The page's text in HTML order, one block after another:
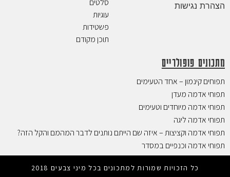
הצהרת נגישות
סלטים
עוגיות
פשטידות
תוכן מקודם
מתכונים פופולריים
תפוחים קינמון – אחד הטעימים
תפוחי אדמה מעדן
תפוחי אדמה מיוחדים וטעימים
תפוחי אדמה ליגה
תפוחי אדמה וקציצות – איזה שם הייתם נותנים לדבר המהמם והקל הזה?
תפוחי אדמה וכנפיים במסדר
כל הזכויות שמורות למתכונים בכל מיני צבעים 2018